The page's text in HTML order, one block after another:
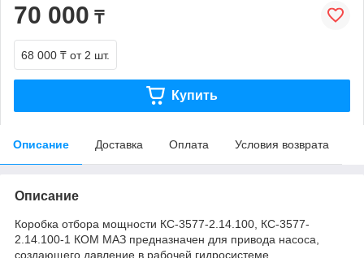
70 000 ₸
68 000 ₸ от 2 шт.
Купить
Описание Доставка Оплата Условия возврата
Описание
Коробка отбора мощности КС-3577-2.14.100, КС-3577-
2.14.100-1 КОМ МАЗ предназначен для привода насоса,
создающего давление в рабочей гидросистеме.